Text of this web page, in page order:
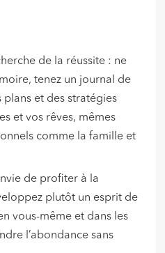
de la réussite : ne
tenez un journal de
plans et des stratégies
et vos rêves, mêmes
comme la famille et
de profiter à la
plutôt un esprit de
vous-même et dans les
l’abondance sans